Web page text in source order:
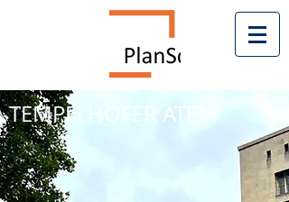
TEMPELHOFER ATEM